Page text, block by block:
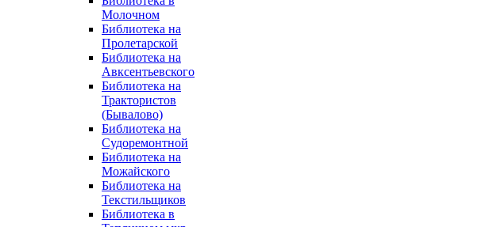
Молочном
Библиотека на
Пролетарской
Библиотека на
Авксентьевского
Библиотека на
Трактористов
(Бывалово)
Библиотека на
Судоремонтной
Библиотека на
Можайского
Библиотека на
Текстильщиков
Библиотека в